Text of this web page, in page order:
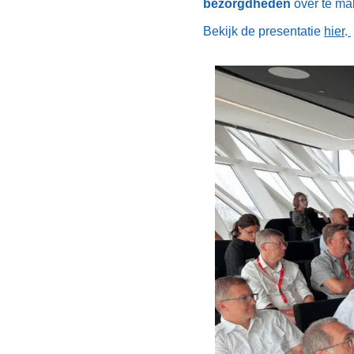
bezorgdheden over te
Bekijk de presentatie hier.